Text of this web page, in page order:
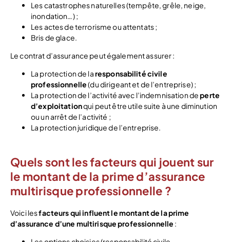
Les catastrophes naturelles (tempête, grêle, neige,
inondation…) ;
Les actes de terrorisme ou attentats ;
Bris de glace.
Le contrat d’assurance peut également assurer :
La protection de laresponsabilité civile
professionnelle(du dirigeant et de l’entreprise) ;
La protection de l’activité avec l’indemnisation deperte
d’exploitationqui peut être utile suite à une diminution
ou un arrêt de l’activité ;
La protection juridique de l’entreprise.
Quels sont les facteurs qui jouent sur
le montant de la prime d’assurance
multirisque professionnelle ?
Voici lesfacteurs qui influent le montant de la prime
d’assurance d’une multirisque professionnelle :